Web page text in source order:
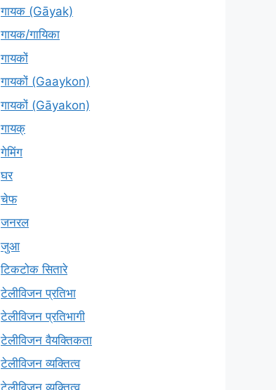
गायक (Gāyak)
गायक/गायिका
गायकों
गायकों (Gaaykon)
गायकों (Gāyakon)
गायक्
गेमिंग
घर
चेफ
जनरल
जुआ
टिकटोक सितारे
टेलीविजन प्रतिभा
टेलीविजन प्रतिभागी
टेलीविजन वैयक्तिकता
टेलीविजन व्यक्तित्व
टेलीविज़न व्यक्तित्व